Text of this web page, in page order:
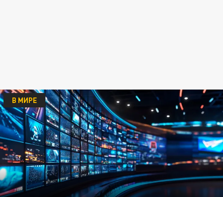
В МИРЕ